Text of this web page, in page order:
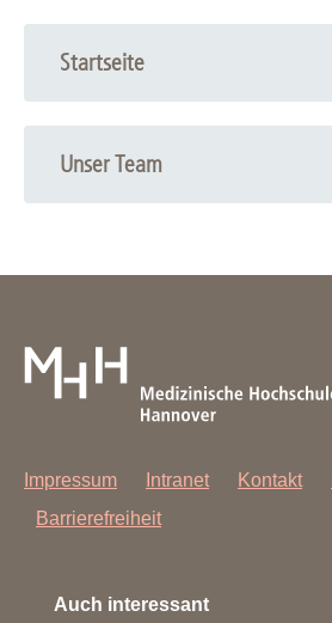
Startseite
Unser Team
Impressum Intranet Kontakt
Barrierefreiheit
Auch interessant